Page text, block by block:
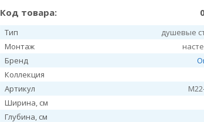
Код товара:
Тип
душевые
Монтаж
Бренд
Коллекция
Артикул
Ширина, см
Глубина, см